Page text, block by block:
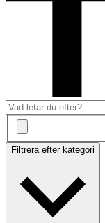
Filtrera efter kategori